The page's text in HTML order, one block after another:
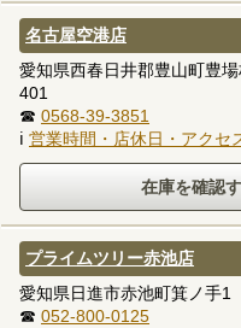
名古屋空港店
愛知県西春日井郡豊山町豊
401
☎ 0568-39-3851
ℹ 営業時間・店休日・アクセ
プライムツリー赤池店
愛知県日進市赤池町箕ノ手
☎ 052-800-0125